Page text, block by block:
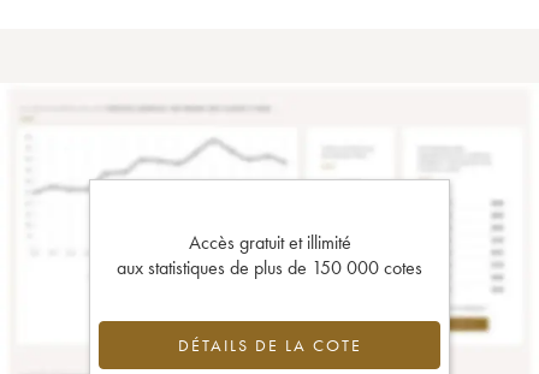
Accès gratuit et illimité
aux statistiques de plus de 150 000 cotes
DÉTAILS DE LA COTE